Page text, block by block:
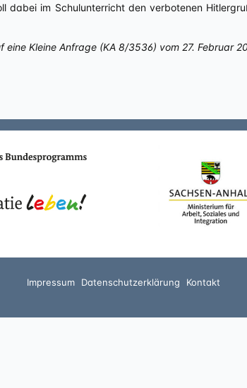
dabei im Schulunterricht den verbotenen
Kleine Anfrage (KA 8/3536) vom 27. Februar
Impressum Datenschutzerklärung Kontakt